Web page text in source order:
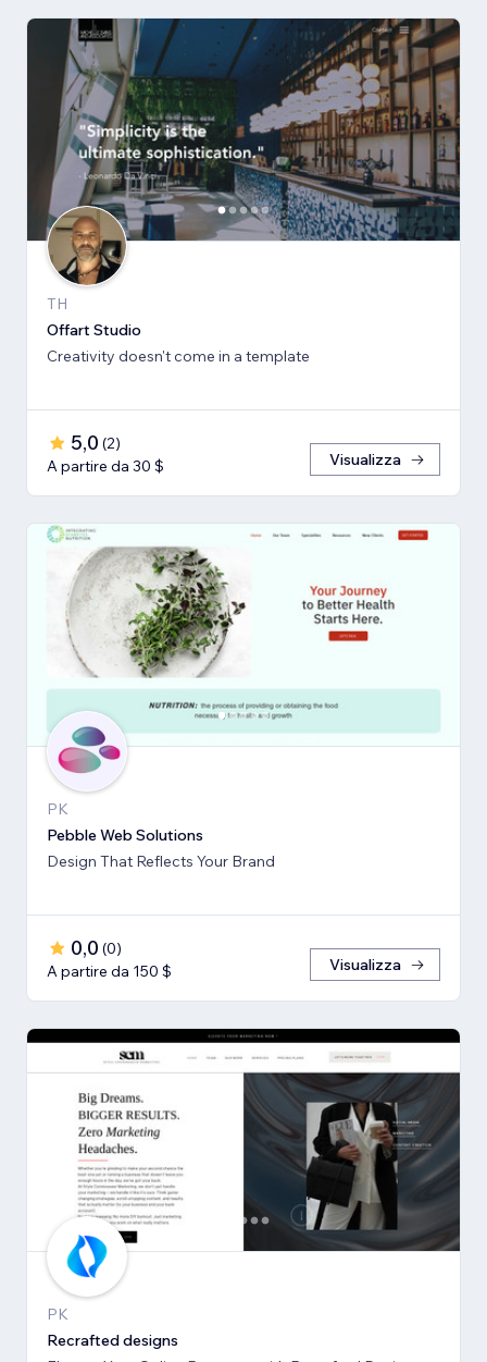
TH
Offart Studio
Creativity doesn't come in a template
5,0 (2)
A partire da 30 $
Visualizza
PK
Pebble Web Solutions
Design That Reflects Your Brand
0,0 (0)
A partire da 150 $
Visualizza
PK
Recrafted designs